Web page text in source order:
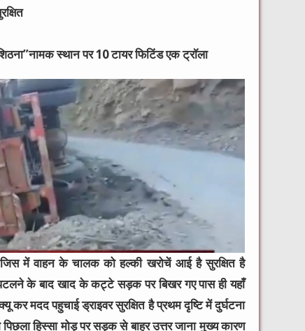
स्थान पर 10 टायर फिटिंड एक ट्रॉला
में वाहन के चालक को हल्की खरोचें आई है सुरक्षित है
के बाद खाद के कट्टे सड़क पर बिखर गए पास ही यहाँ
कर मदद पहुचाई ड्राइवर सुरक्षित है प्रथम दृष्टि में दुर्घटना
हिस्सा मोड़ पर सड़क से बाहर उत्तर जाना मुख्य कारण